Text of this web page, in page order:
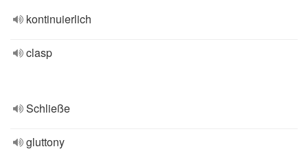
kontinuierlich
clasp
Schließe
gluttony